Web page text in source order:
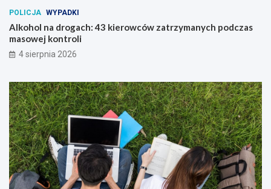
POLICJA WYPADKI
Alkohol na drogach: 43 kierowców zatrzymanych podczas
masowej kontroli
4 sierpnia 2026